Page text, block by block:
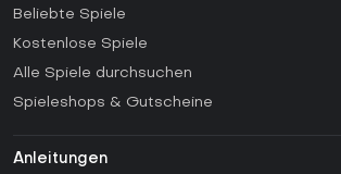
Beliebte Spiele
Kostenlose Spiele
Alle Spiele durchsuchen
Spieleshops & Gutscheine
Anleitungen